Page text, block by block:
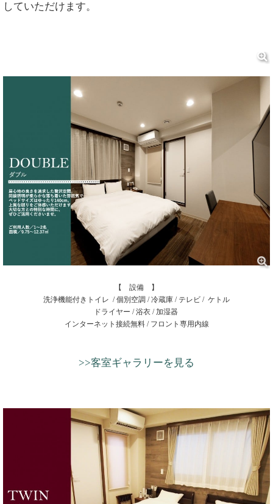
していただけます。
【 設備 】
洗浄機能付きトイレ / 個別空調 / 冷蔵庫 / テレビ / ケトル
ドライヤー / 浴衣 / 加湿器
インターネット接続無料 / フロント専用内線
>>客室ギャラリーを見る